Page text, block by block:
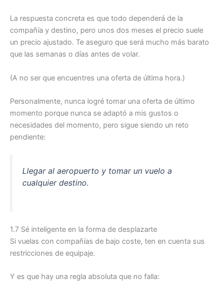
La respuesta concreta es que todo dependerá de la
compañía y destino, pero unos dos meses el precio suele
un precio ajustado. Te aseguro que será mucho más barato
que las semanas o días antes de volar.
(A no ser que encuentres una oferta de última hora.)
Personalmente, nunca logré tomar una oferta de último
momento porque nunca se adaptó a mis gustos o
necesidades del momento, pero sigue siendo un reto
pendiente:
Llegar al aeropuerto y tomar un vuelo a
cualquier destino.
1.7 Sé inteligente en la forma de desplazarte
Si vuelas con compañías de bajo coste, ten en cuenta sus
restricciones de equipaje.
Y es que hay una regla absoluta que no falla: